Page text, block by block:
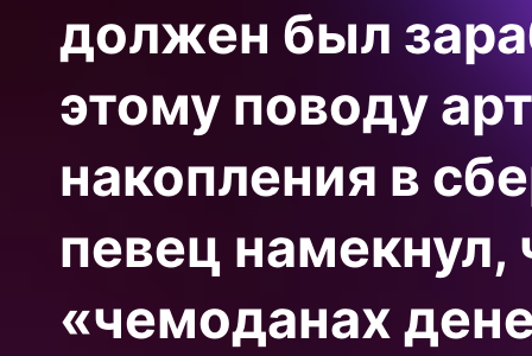
должен был
этому поводу
накопления в
певец намекнул,
«чемоданах